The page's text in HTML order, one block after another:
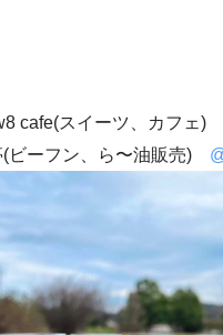
cafe(スイーツ、カフェ)
ビーフン、ら〜油販売)